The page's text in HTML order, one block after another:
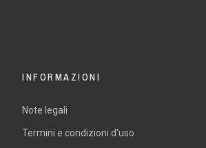
INFORMAZIONI
Note legali
Termini e condizioni d'uso